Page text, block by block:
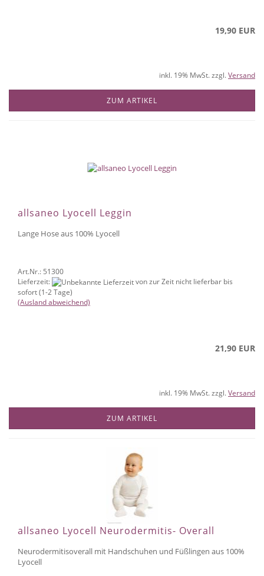
19,90 EUR
inkl. 19% MwSt. zzgl.Versand
ZUM ARTIKEL
allsaneo Lyocell Leggin
Lange Hose aus 100% Lyocell
Art.Nr.: 51300
Lieferzeit:
von zur Zeit nicht lieferbar bis
sofort (1-2 Tage)
(Ausland abweichend)
21,90 EUR
inkl. 19% MwSt. zzgl.Versand
ZUM ARTIKEL
allsaneo Lyocell Neurodermitis- Overall
Neurodermitisoverall mit Handschuhen und Füßlingen aus 100%
Lyocell